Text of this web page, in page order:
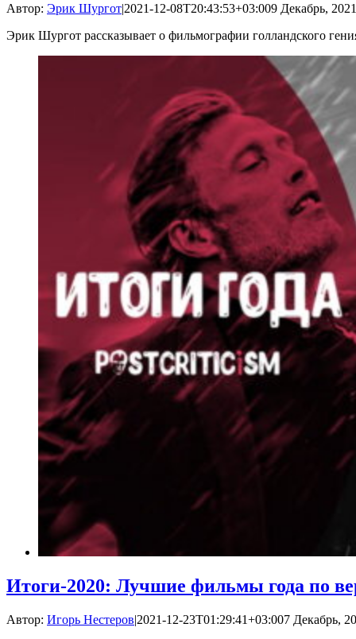
Автор: Эрик Шургот|2021-12-08T20:43:53+03:009 Декабрь,
Эрик Шургот рассказывает о фильмографии голландского
Итоги-2020: Лучшие фильмы года по
Автор: Игорь Нестеров|2021-12-23T01:29:41+03:007 Декабрь,